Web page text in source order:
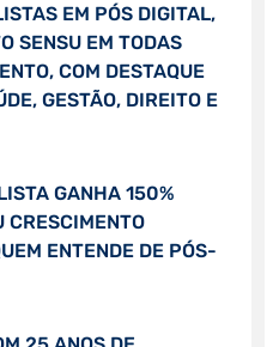
EM PÓS DIGITAL,
SENSU EM TODAS
COM DESTAQUE
GESTÃO, DIREITO E
GANHA 150%
CRESCIMENTO
ENTENDE DE PÓS-